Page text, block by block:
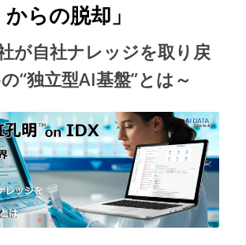
からの脱却」
が自社ナレッジを取り戻
“独立型AI基盤”とは～